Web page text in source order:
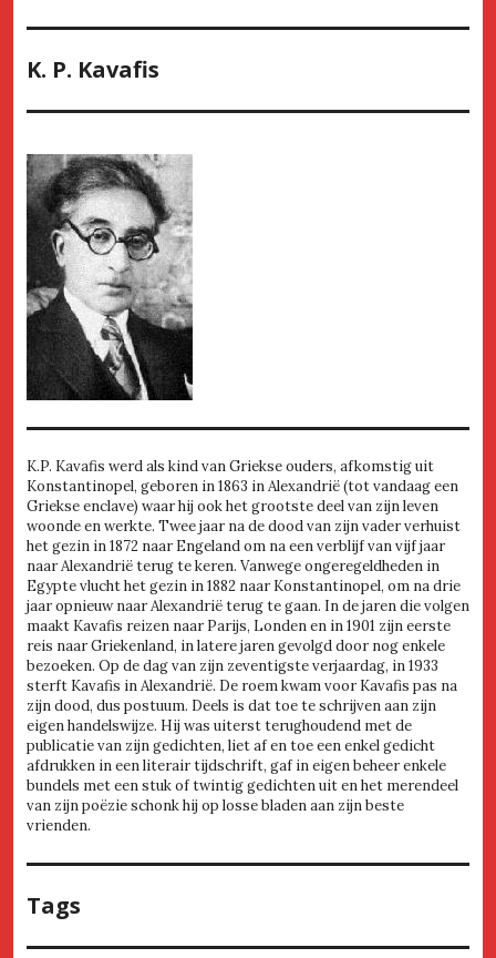
K. P. Kavafis
K.P. Kavafis werd als kind van Griekse ouders, afkomstig uit
Konstantinopel, geboren in 1863 in Alexandrië (tot vandaag een
Griekse enclave) waar hij ook het grootste deel van zijn leven
woonde en werkte. Twee jaar na de dood van zijn vader verhuist
het gezin in 1872 naar Engeland om na een verblijf van vijf jaar
naar Alexandrië terug te keren. Vanwege ongeregeldheden in
Egypte vlucht het gezin in 1882 naar Konstantinopel, om na drie
jaar opnieuw naar Alexandrië terug te gaan. In de jaren die volgen
maakt Kavafis reizen naar Parijs, Londen en in 1901 zijn eerste
reis naar Griekenland, in latere jaren gevolgd door nog enkele
bezoeken. Op de dag van zijn zeventigste verjaardag, in 1933
sterft Kavafis in Alexandrië. De roem kwam voor Kavafis pas na
zijn dood, dus postuum. Deels is dat toe te schrijven aan zijn
eigen handelswijze. Hij was uiterst terughoudend met de
publicatie van zijn gedichten, liet af en toe een enkel gedicht
afdrukken in een literair tijdschrift, gaf in eigen beheer enkele
bundels met een stuk of twintig gedichten uit en het merendeel
van zijn poëzie schonk hij op losse bladen aan zijn beste
vrienden.
Tags